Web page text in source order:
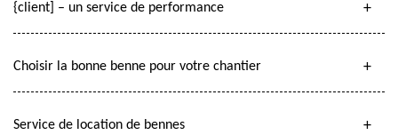
{client] – un service de performance
Choisir la bonne benne pour votre chantier
Service de location de bennes